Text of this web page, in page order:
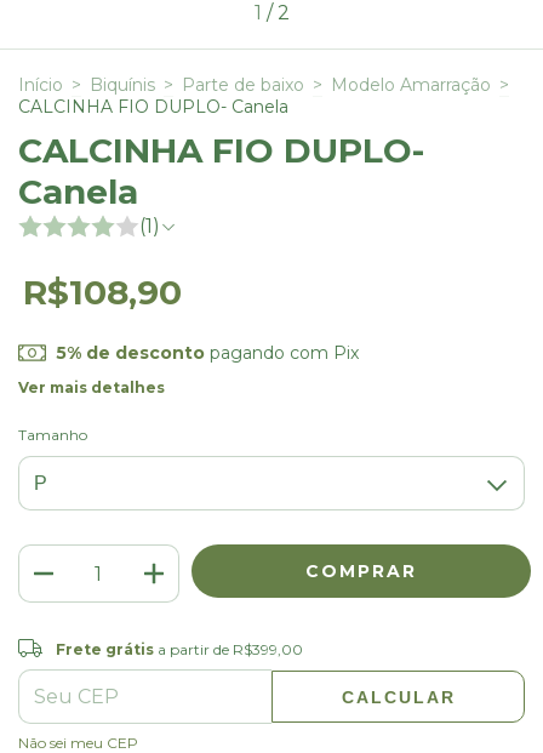
1 / 2
Início > Biquínis > Parte de baixo > Modelo Amarração >
CALCINHA FIO DUPLO- Canela
CALCINHA FIO DUPLO-
Canela
(1)
R$108,90
5% de desconto pagando com Pix
Ver mais detalhes
Tamanho
Frete grátis R$399,00
Entregas para o CEP: ALTERAR CEP
Frete grátisa partir de R$399,00
CALCULAR
Não sei meu CEP